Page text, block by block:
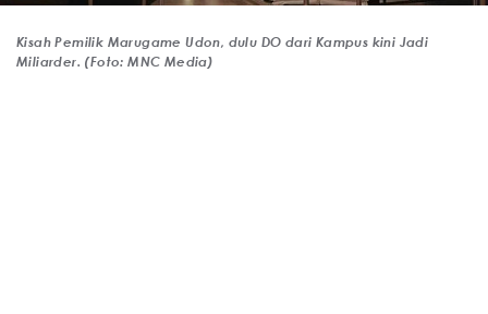
Kisah Pemilik Marugame Udon, dulu DO dari Kampus kini Jadi
Miliarder. (Foto: MNC Media)